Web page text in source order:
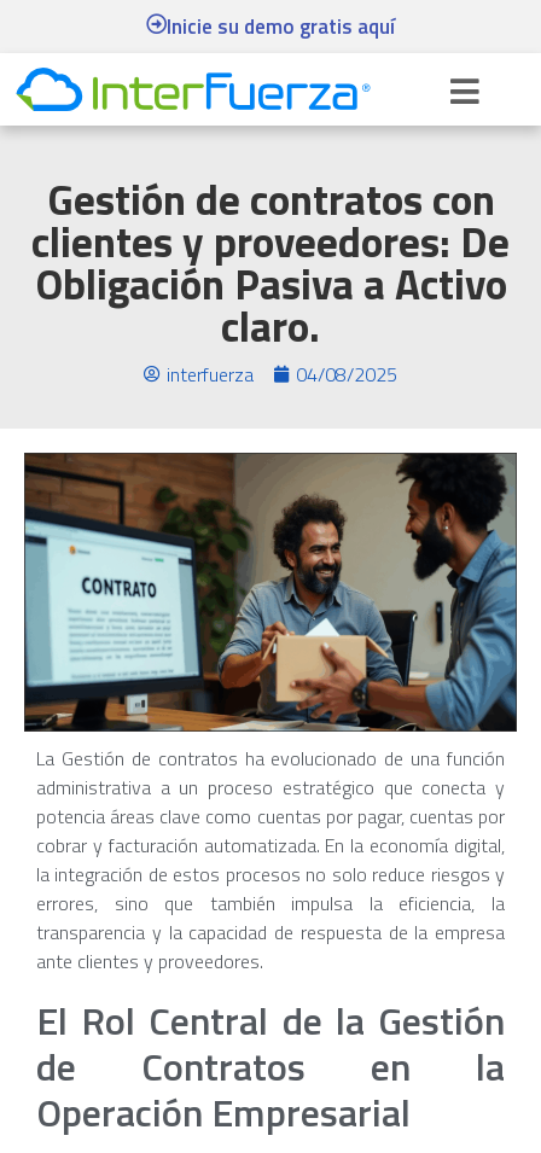
Inicie su demo gratis aquí
Gestión de contratos con
clientes y proveedores: De
Obligación Pasiva a Activo
claro.
interfuerza 04/08/2025
La Gestión de contratos ha evolucionado de una función
administrativa a un proceso estratégico que conecta y
potencia áreas clave como cuentas por pagar, cuentas por
cobrar y facturación automatizada. En la economía digital,
la integración de estos procesos no solo reduce riesgos y
errores, sino que también impulsa la eficiencia, la
transparencia y la capacidad de respuesta de la empresa
ante clientes y proveedores.
El Rol Central de la Gestión
de Contratos en la
Operación Empresarial